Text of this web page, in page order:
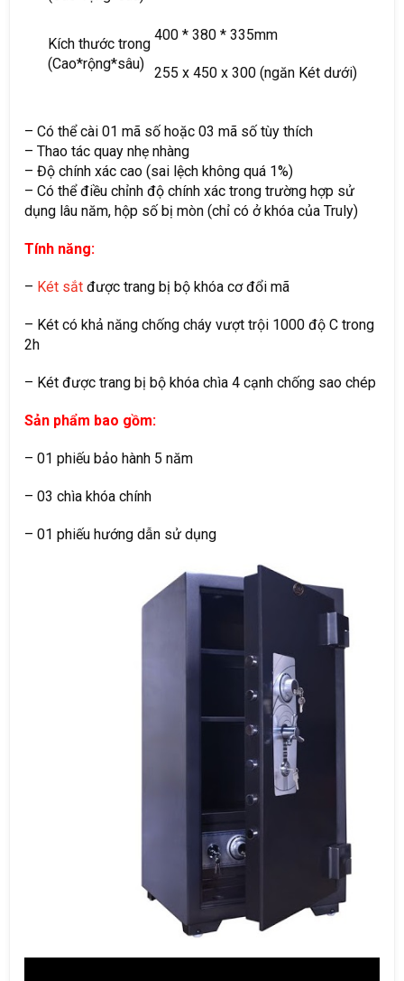
Kích thước trong
(Cao*rộng*sâu)
400 * 380 * 335mm
255 x 450 x 300 (ngăn Két dưới)
– Có thể cài 01 mã số hoặc 03 mã số tùy thích
– Thao tác quay nhẹ nhàng
– Độ chính xác cao (sai lệch không quá 1%)
– Có thể điều chỉnh độ chính xác trong trường hợp sử
dụng lâu năm, hộp số bị mòn (chỉ có ở khóa của Truly)
Tính năng:
– Két sắt được trang bị bộ khóa cơ đổi mã
– Két có khả năng chống cháy vượt trội 1000 độ C trong
2h
– Két được trang bị bộ khóa chìa 4 cạnh chống sao chép
Sản phẩm bao gồm:
– 01 phiếu bảo hành 5 năm
– 03 chìa khóa chính
– 01 phiếu hướng dẫn sử dụng